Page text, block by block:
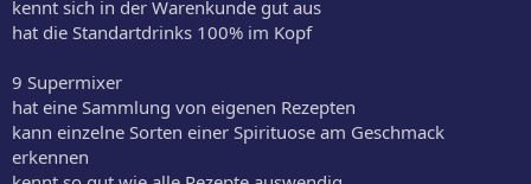
kennt sich in der Warenkunde gut aus
hat die Standartdrinks 100% im Kopf
9 Supermixer
hat eine Sammlung von eigenen Rezepten
kann einzelne Sorten einer Spirituose am Geschmack
erkennen